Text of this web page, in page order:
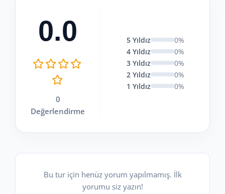
0.0
0
Değerlendirme
5 Yıldız
0%
4 Yıldız
0%
3 Yıldız
0%
2 Yıldız
0%
1 Yıldız
0%
Bu tur için henüz yorum yapılmamış. İlk
yorumu siz yazın!